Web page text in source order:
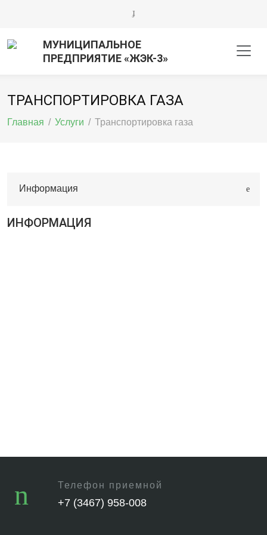
МУНИЦИПАЛЬНОЕ
ПРЕДПРИЯТИЕ «ЖЭК-3»
ТРАНСПОРТИРОВКА ГАЗА
Главная / Услуги / Транспортировка газа
Информация
ИНФОРМАЦИЯ
Телефон приемной
+7 (3467) 958-008